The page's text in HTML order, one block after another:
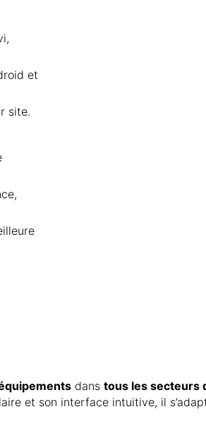
et
site.
danstous les secteurs
et son interface intuitive, il